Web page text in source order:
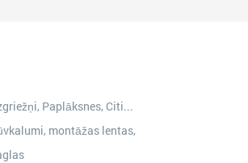
Paplāksnes, Citi...
montāžas lentas,